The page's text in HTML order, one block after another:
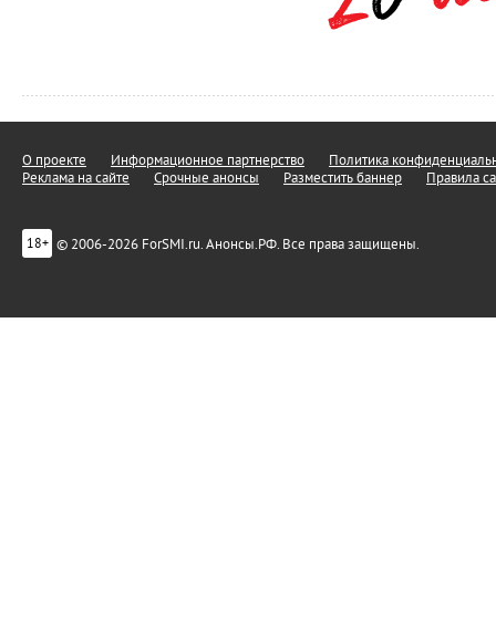
О проекте Информационное партнерство
Политика
Реклама на сайте
Срочные анонсы Разместить баннер Правила
18+ © 2006-2026 ForSMI.ru. Анонсы.РФ. Все права защищены.